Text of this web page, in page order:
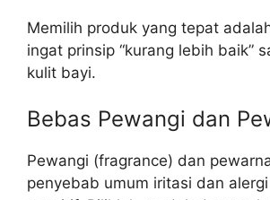
Memilih produk yang tepat
ingat prinsip “kurang lebih baik”
kulit bayi.
Bebas Pewangi dan
Pewangi (fragrance) dan
penyebab umum iritasi dan